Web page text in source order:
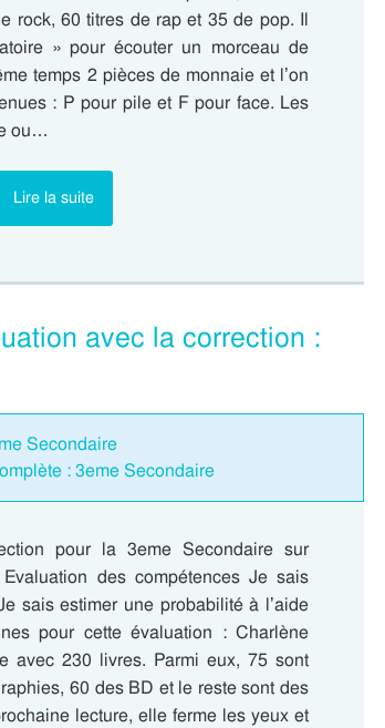
rock, 60 titres de rap et 35 de pop. Il
» pour écouter un morceau de
temps 2 pièces de monnaie et l’on
: P pour pile et F pour face. Les
ou…
Lire la suite
avec la correction :
Secondaire
: 3eme Secondaire
pour la 3eme Secondaire sur
des compétences Je sais
sais estimer une probabilité à l’aide
pour cette évaluation : Charlène
avec 230 livres. Parmi eux, 75 sont
60 des BD et le reste sont des
lecture, elle ferme les yeux et